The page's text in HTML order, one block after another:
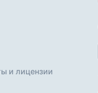
и лицензии